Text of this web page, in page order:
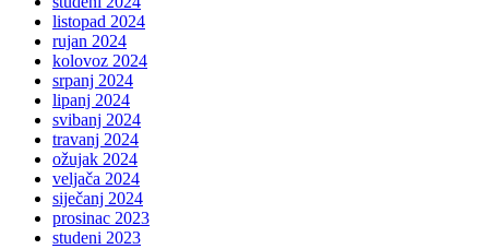
listopad 2024
rujan 2024
kolovoz 2024
srpanj 2024
lipanj 2024
svibanj 2024
travanj 2024
ožujak 2024
veljača 2024
siječanj 2024
prosinac 2023
studeni 2023